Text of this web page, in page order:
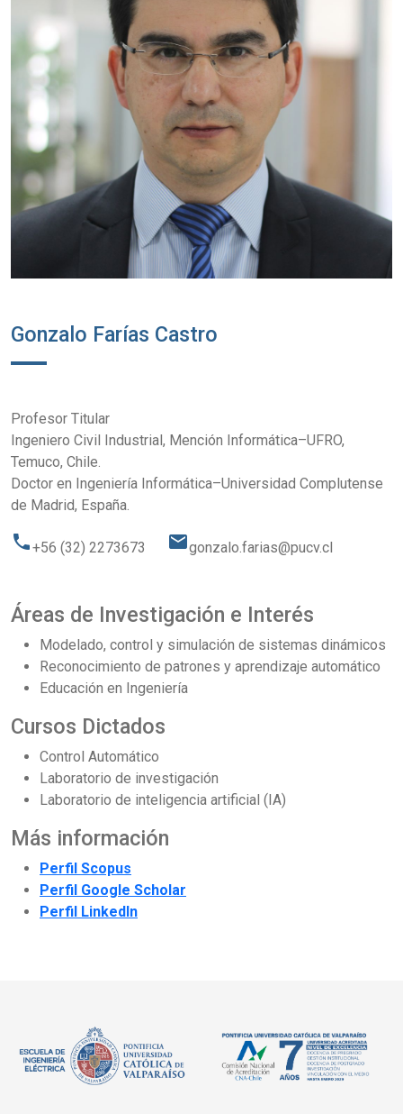
Gonzalo Farías Castro
Profesor Titular
Ingeniero Civil Industrial, Mención Informática–UFRO,
Temuco, Chile.
Doctor en Ingeniería Informática–Universidad Complutense
de Madrid, España.
phone+56 (32) 2273673 emailgonzalo.farias@pucv.cl
Áreas de Investigación e Interés
Modelado, control y simulación de sistemas dinámicos
Reconocimiento de patrones y aprendizaje automático
Educación en Ingeniería
Cursos Dictados
Control Automático
Laboratorio de investigación
Laboratorio de inteligencia artificial (IA)
Más información
Perfil Scopus
Perfil Google Scholar
Perfil LinkedIn